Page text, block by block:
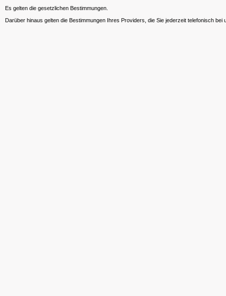
Es gelten die gesetzlichen Bestimmungen.
Darüber hinaus gelten die Bestimmungen Ihres Providers, die Sie jederzeit telefonisch bei